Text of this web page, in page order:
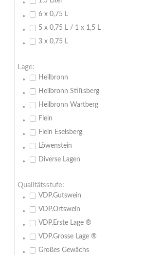
6 x 0,75 L
5 x 0,75 L / 1 x 1,5 L
3 x 0,75 L
Lage:
Heilbronn
Heilbronn Stiftsberg
Heilbronn Wartberg
Flein
Flein Eselsberg
Löwenstein
Diverse Lagen
Qualitätsstufe:
VDP.Gutswein
VDP.Ortswein
VDP.Erste Lage ®
VDP.Grosse Lage ®
Großes Gewächs